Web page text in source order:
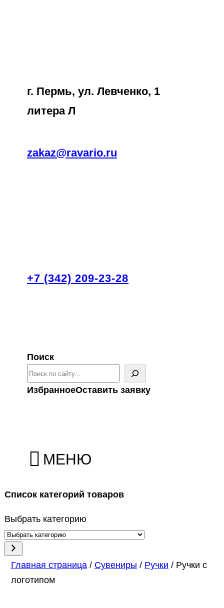
г. Пермь, ул. Левченко, 1
литера Л
zakaz@ravario.ru
+7 (342) 209-23-28
Поиск
ИзбранноеОставить заявку
МЕНЮ
Список категорий товаров
Выбрать категорию
Главная страница/ Сувениры / Ручки / Ручки с
логотипом